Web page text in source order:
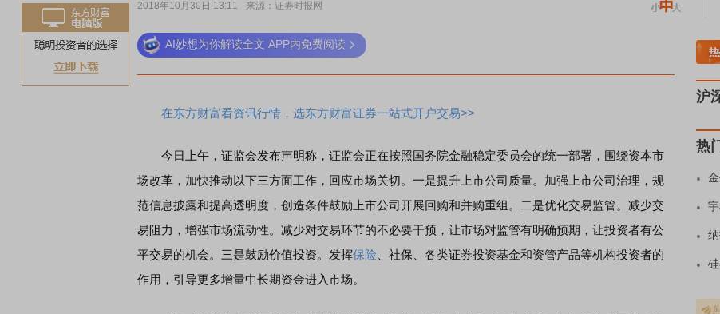
2018年10月30日 13:11 来源：证券时报网
AI妙想为你解读全文 APP内免费阅读
在东方财富看资讯行情，选东方财富证券一站式开户交易>>
今日上午，证监会发布声明称，证监会正在按照国务院金融稳定委员会的统一部署，围绕资本市
场改革，加快推动以下三方面工作，回应市场关切。一是提升上市公司质量。加强上市公司治理，规
范信息披露和提高透明度，创造条件鼓励上市公司开展回购和并购重组。二是优化交易监管。减少交
易阻力，增强市场流动性。减少对交易环节的不必要干预，让市场对监管有明确预期，让投资者有公
平交易的机会。三是鼓励价值投资。发挥保险 、社保、各类证券投资基金和资管产品等机构投资者的
作用，引导更多增量中长期资金进入市场。
稀土板块领涨 A股估值分析全览 重
沪
热